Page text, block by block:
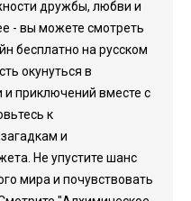
дружбы, любви и
- вы можете смотреть
бесплатно на русском
окунуться в
приключений вместе с
к
и
Не упустите шанс
мира и почувствовать